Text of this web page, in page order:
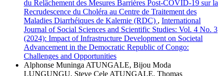
du Relâchement des Mesures Barrières Post-COVID-19 sur la
Recrudescence du Choléra au Centre de Traitement des
Maladies Diarrhéiques de Kalemie (RDC) , International
Journal of Social Sciences and Scientific Studies: Vol. 4 No. 3
(2024): Impact of Infrastructure Development on Societal
Advancement in the Democratic Republic of Congo:
Challenges and Opportunities
Alphonse Muninga ATUNGALE, Bijou Moda
LUNGUNGU, Steve Cele ATUNGALE, Thomas